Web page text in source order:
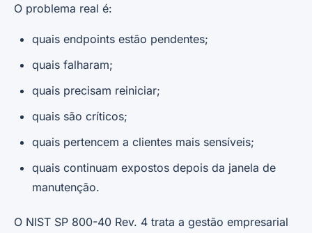
O problema real é:
quais endpoints estão pendentes;
quais falharam;
quais precisam reiniciar;
quais são críticos;
quais pertencem a clientes mais sensíveis;
quais continuam expostos depois da janela de
manutenção.
O NIST SP 800-40 Rev. 4 trata a gestão empresarial